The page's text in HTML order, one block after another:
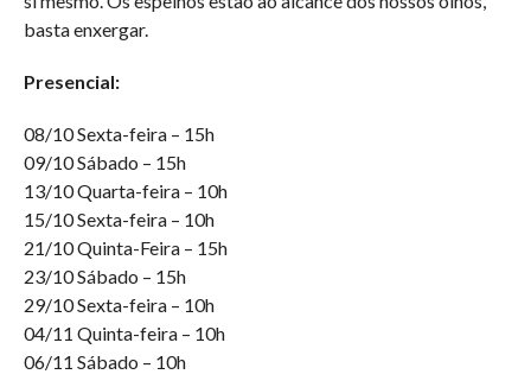
basta enxergar.
Presencial:
08/10 Sexta-feira – 15h
09/10 Sábado – 15h
13/10 Quarta-feira – 10h
15/10 Sexta-feira – 10h
21/10 Quinta-Feira – 15h
23/10 Sábado – 15h
29/10 Sexta-feira – 10h
04/11 Quinta-feira – 10h
06/11 Sábado – 10h